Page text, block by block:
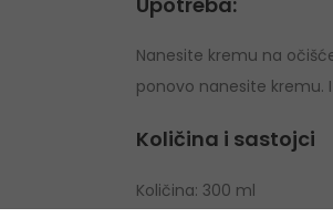
Nanesite kremu na
ponovo nanesite kremu.
Količina i sastojci
Količina: 300 ml